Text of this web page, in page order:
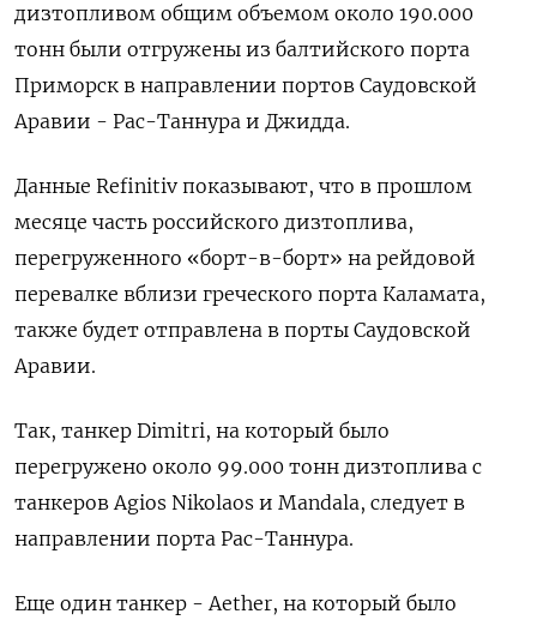
дизтопливом общим объемом около 190.000
тонн были отгружены из балтийского порта
Приморск в направлении портов Саудовской
Аравии - Рас-Таннура и Джидда.
Данные Refinitiv показывают, что в прошлом
месяце часть российского дизтоплива,
перегруженного «борт-в-борт» на рейдовой
перевалке вблизи греческого порта Каламата,
также будет отправлена в порты Саудовской
Аравии.
Так, танкер Dimitri, на который было
перегружено около 99.000 тонн дизтоплива с
танкеров Agios Nikolaos и Mandala, следует в
направлении порта Рас-Таннура.
Еще один танкер - Aether, на который было